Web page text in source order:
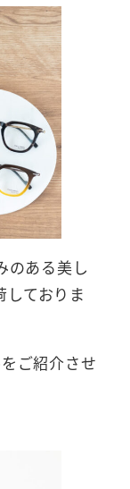
のある美し
しておりま
ご紹介させ